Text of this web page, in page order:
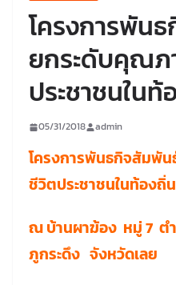
โครงการพัน
ยกระดับคุณ
ประชาชนในท้
05/31/2018 admin
โครงการพันธกิจสัมพั
ชีวิตประชาชนในท้องถิ่น
ณ บ้านผาฆ้อง หมู่ 7 ต
ภูกระดึง จังหวัดเลย